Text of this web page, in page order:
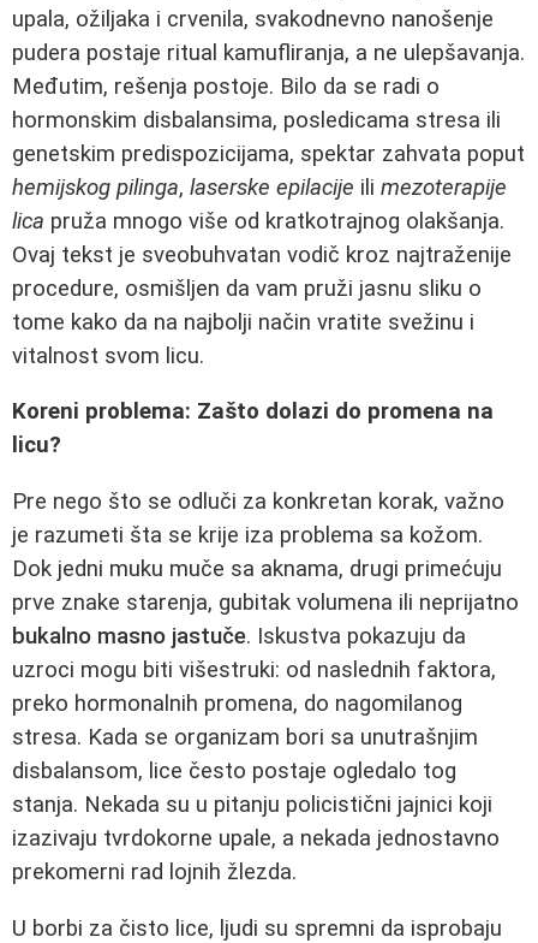
upala, ožiljaka i crvenila, svakodnevno nanošenje
pudera postaje ritual kamufliranja, a ne ulepšavanja.
Međutim, rešenja postoje. Bilo da se radi o
hormonskim disbalansima, posledicama stresa ili
genetskim predispozicijama, spektar zahvata poput
hemijskog pilinga, laserske epilacije ili mezoterapije
lica pruža mnogo više od kratkotrajnog olakšanja.
Ovaj tekst je sveobuhvatan vodič kroz najtraženije
procedure, osmišljen da vam pruži jasnu sliku o
tome kako da na najbolji način vratite svežinu i
vitalnost svom licu.
Koreni problema: Zašto dolazi do promena na
licu?
Pre nego što se odluči za konkretan korak, važno
je razumeti šta se krije iza problema sa kožom.
Dok jedni muku muče sa aknama, drugi primećuju
prve znake starenja, gubitak volumena ili neprijatno
bukalno masno jastuče. Iskustva pokazuju da
uzroci mogu biti višestruki: od naslednih faktora,
preko hormonalnih promena, do nagomilanog
stresa. Kada se organizam bori sa unutrašnjim
disbalansom, lice često postaje ogledalo tog
stanja. Nekada su u pitanju policistični jajnici koji
izazivaju tvrdokorne upale, a nekada jednostavno
prekomerni rad lojnih žlezda.
U borbi za čisto lice, ljudi su spremni da isprobaju